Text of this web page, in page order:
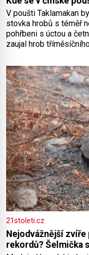
V poušti Taklamakan
stovka hrobů s téměř
pohřbeni s úctou a
zaujal hrob
nesmírně dobře
klimatickým
21stoleti.cz
Nejodvážnější
rekordů? Šelmička